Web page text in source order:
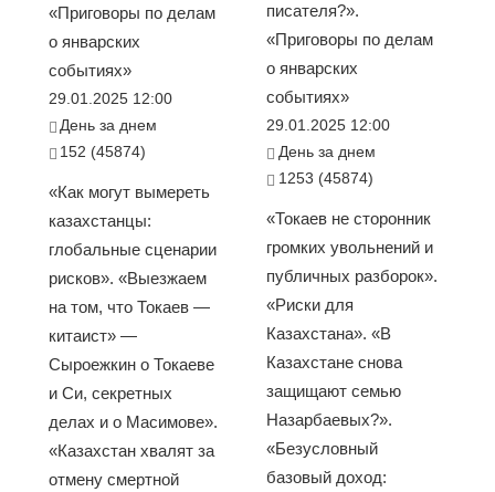
«Приговоры по делам
о январских
событиях»
29.01.2025 12:00
День за днем
152 (45874)
«Как могут вымереть
казахстанцы:
глобальные сценарии
рисков». «Выезжаем
на том, что Токаев —
китаист» —
Сыроежкин о Токаеве
и Си, секретных
делах и о Масимове».
«Казахстан хвалят за
отмену смертной
писателя?».
«Приговоры по делам
о январских
событиях»
29.01.2025 12:00
День за днем
1253 (45874)
«Токаев не сторонник
громких увольнений и
публичных разборок».
«Риски для
Казахстана». «В
Казахстане снова
защищают семью
Назарбаевых?».
«Безусловный
базовый доход: